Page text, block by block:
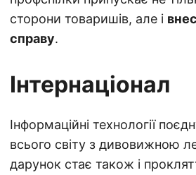
сторони товаришів, але і
справу.
Інтернаціонал
Інформаційні технології
всього світу з дивовижною
дарунок стає також і